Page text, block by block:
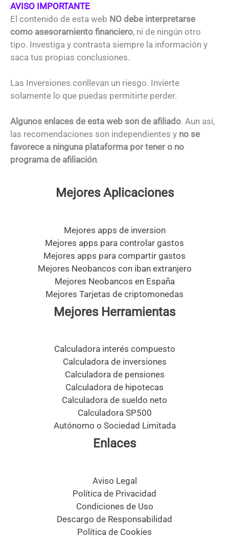
AVISO IMPORTANTE
El contenido de esta web NO debe interpretarse
como asesoramiento financiero, ni de ningún otro
tipo. Investiga y contrasta siempre la información y
saca tus propias conclusiones.
Las Inversiones conllevan un riesgo. Invierte
solamente lo que puedas permitirte perder.
Algunos enlaces de esta web son de afiliado. Aun así,
las recomendaciones son independientes y no se
favorece a ninguna plataforma por tener o no
programa de afiliación.
Mejores Aplicaciones
Mejores apps de inversion
Mejores apps para controlar gastos
Mejores apps para compartir gastos
Mejores Neobancos con iban extranjero
Mejores Neobancos en España
Mejores Tarjetas de criptomonedas
Mejores Herramientas
Calculadora interés compuesto
Calculadora de inversiones
Calculadora de pensiones
Calculadora de hipotecas
Calculadora de sueldo neto
Calculadora SP500
Autónomo o Sociedad Limitada
Enlaces
Aviso Legal
Política de Privacidad
Condiciones de Uso
Descargo de Responsabilidad
Política de Cookies